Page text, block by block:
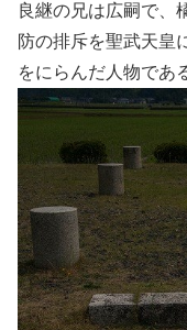
良継の兄は広嗣で、
防の排斥を聖武天皇
をにらんだ人物であ